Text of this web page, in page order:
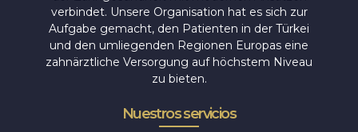
verbindet. Unsere Organisation hat es sich zur
Aufgabe gemacht, den Patienten in der Türkei
und den umliegenden Regionen Europas eine
zahnärztliche Versorgung auf höchstem Niveau
zu bieten.
Nuestros servicios